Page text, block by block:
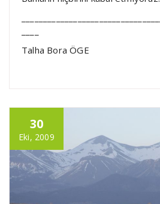
Talha Bora ÖGE
30
Eki, 2009